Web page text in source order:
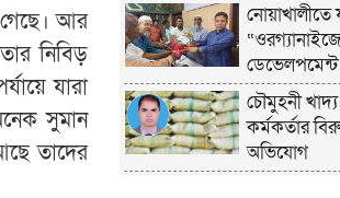
গেছে। আর
নিবিড়
যারা
সুমান
তাদের
নোয়াখালীতে
চৌমুহনী খাদ্য
কর্মকর্তার
অভিযোগ